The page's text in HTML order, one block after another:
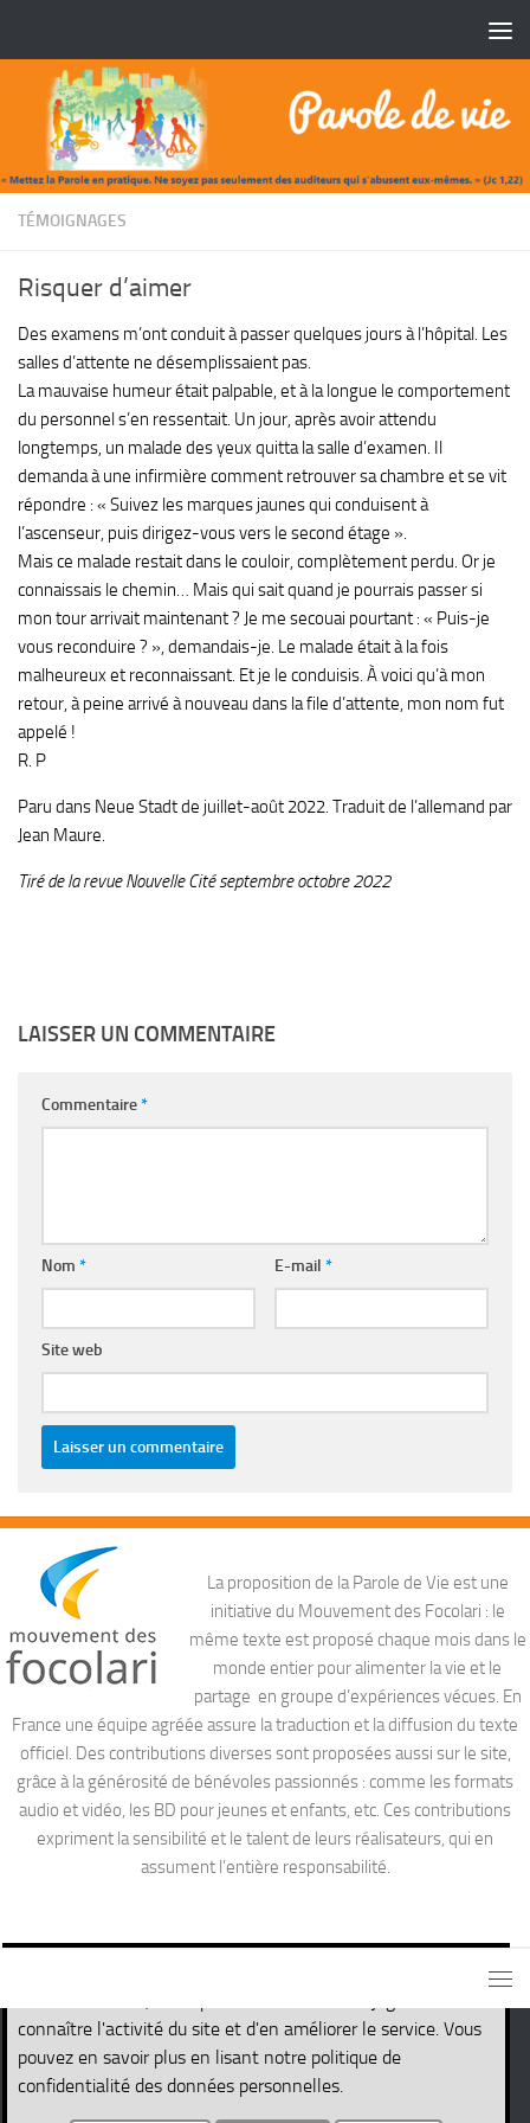
TÉMOIGNAGES
Risquer d’aimer
Des examens m’ont conduit à passer quelques jours àl’hôpital. Les
salles d’attente ne désemplissaient pas.
La mauvaise humeur était palpable, et à la longue le comportement
du personnel s’en ressentait. Un jour, après avoir attendu
longtemps, un malade desyeux quitta la salle d’examen. Il
demanda à une infirmière comment retrouver sa chambre et se vit
répondre : « Suivez les marques jaunes qui conduisentà
l’ascenseur, puis dirigez-vous vers le second étage ».
Mais ce malade restait dans le couloir, complètement perdu. Or je
connaissais le chemin… Mais qui sait quand je pourrais passer si
mon tour arrivait maintenant? Je me secouai pourtant : « Puis-je
vous reconduire ? », demandais-je. Le malade était à la fois
malheureux et reconnaissant. Et je le conduisis. À voici qu’à mon
retour, à peine arrivé à nouveau dans la file d’attente, mon nom fut
appelé !
R. P
Paru dans Neue Stadtde juillet-août 2022. Traduit de l’allemand par
Jean Maure.
Tiré de la revue Nouvelle Cité septembre octobre 2022
LAISSER UN COMMENTAIRE
Commentaire*
Nom * E-mail *
Site web
La proposition de la Parole de Vie est une
initiative du Mouvement des Focolari : le
même texte est proposé chaque mois dans le
monde entier pour alimenter la vie et le
partage en groupe d’expériences vécues. En
France une équipe agréée assure la traduction et la diffusion du texte
officiel. Des contributions diverses sont proposées aussi sur le site,
grâce à la générosité de bénévoles passionnés : comme les formats
audio et vidéo, les BD pour jeunes et enfants, etc. Ces contributions
expriment la sensibilité et le talent de leurs réalisateurs, qui en
assument l’entière responsabilité.
Site de la Parole de Vie © 2026. Tous droits réservés.
connaître l'activité du site et d'en améliorer le service. Vous
pouvez en savoir plus en lisant notre politique de
confidentialité des données personnelles.